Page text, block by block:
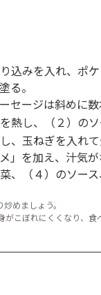
込みを入れ、ポ
る。
セージは斜めに数
熱し、（２）の
、玉ねぎを入れ
」を加え、汁気
、（４）のソー
めましょう。
こぼれにくくなり、食